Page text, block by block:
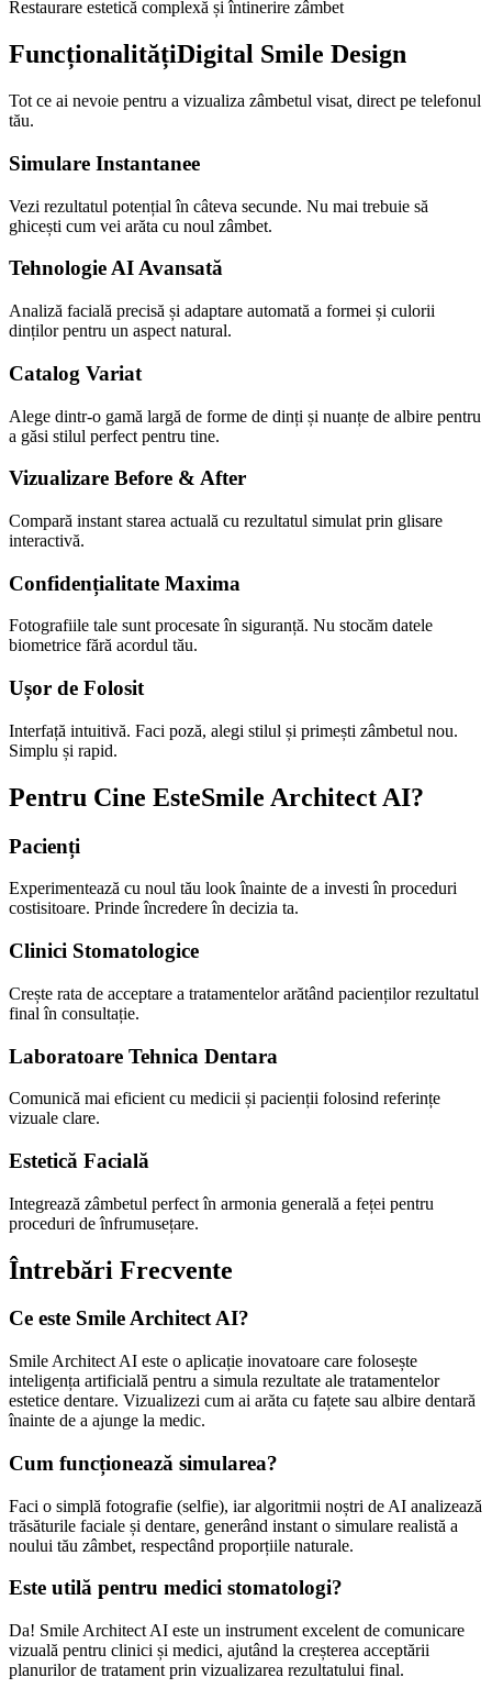
Restaurare estetică complexă și întinerire zâmbet
FuncționalitățiDigital Smile Design
Tot ce ai nevoie pentru a vizualiza zâmbetul visat, direct pe telefonul
tău.
Simulare Instantanee
Vezi rezultatul potențial în câteva secunde. Nu mai trebuie să
ghicești cum vei arăta cu noul zâmbet.
Tehnologie AI Avansată
Analiză facială precisă și adaptare automată a formei și culorii
dinților pentru un aspect natural.
Catalog Variat
Alege dintr-o gamă largă de forme de dinți și nuanțe de albire pentru
a găsi stilul perfect pentru tine.
Vizualizare Before & After
Compară instant starea actuală cu rezultatul simulat prin glisare
interactivă.
Confidențialitate Maxima
Fotografiile tale sunt procesate în siguranță. Nu stocăm datele
biometrice fără acordul tău.
Ușor de Folosit
Interfață intuitivă. Faci poză, alegi stilul și primești zâmbetul nou.
Simplu și rapid.
Pentru Cine EsteSmile Architect AI?
Pacienți
Experimentează cu noul tău look înainte de a investi în proceduri
costisitoare. Prinde încredere în decizia ta.
Clinici Stomatologice
Crește rata de acceptare a tratamentelor arătând pacienților rezultatul
final în consultație.
Laboratoare Tehnica Dentara
Comunică mai eficient cu medicii și pacienții folosind referințe
vizuale clare.
Estetică Facială
Integrează zâmbetul perfect în armonia generală a feței pentru
proceduri de înfrumusețare.
Întrebări Frecvente
Ce este Smile Architect AI?
Smile Architect AI este o aplicație inovatoare care folosește
inteligența artificială pentru a simula rezultate ale tratamentelor
estetice dentare. Vizualizezi cum ai arăta cu fațete sau albire dentară
înainte de a ajunge la medic.
Cum funcționează simularea?
Faci o simplă fotografie (selfie), iar algoritmii noștri de AI analizează
trăsăturile faciale și dentare, generând instant o simulare realistă a
noului tău zâmbet, respectând proporțiile naturale.
Este utilă pentru medici stomatologi?
Da! Smile Architect AI este un instrument excelent de comunicare
vizuală pentru clinici și medici, ajutând la creșterea acceptării
planurilor de tratament prin vizualizarea rezultatului final.